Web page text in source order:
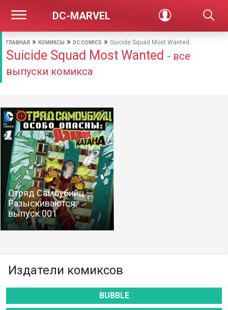
DC-MARVEL
ГЛАВНАЯ » КОМИКСЫ » DC COMICS » Suicide Squad Most Wanted
Suicide Squad Most Wanted - все
выпуски комикса
Отряд Самоубийц —
Разыскиваются:
выпуск 001
Издатели комиксов
BUBBLE